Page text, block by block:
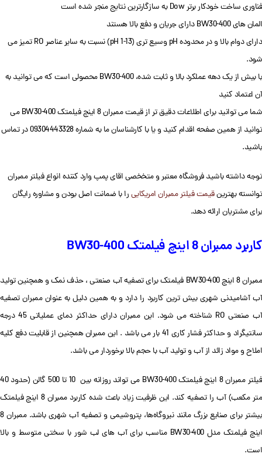
فناوری ساخت خودکار برتر Dow به سازگارترین نتایج منجر شده است
المان های BW30-400 دارای جریان و دفع بالا هستند
دارای دوام بالا و در محدوده pH وسیع تری (pH 1-13) نسبت به سایر عناصر RO تمیز می
شود.
با بیش از یک دهه عملکرد بالا و ثابت شده، BW30-400 محصولی است که می توانید به
آن اعتماد کنید
شما می توانید برای اطلاعات دقیق تر از قیمت ممبران 8 اینچ فیلمتک BW30-400 می
توانید از همین صفحه اقدام کنید و یا با کارشناسان ما به شماره 09304443328 در تماس
باشید.
توجه داشته باشید فروشگاه معتبر و متخخصی اقای پمپ وارد کننده انواع فیلتر ممبران
توانسته بهترینقیمت فیلتر ممبران امریکاییرا با ضمانت اصل بودن و مشاوره رایگان
برای مشتریان ارائه دهد.
کاربرد ممبران 8 اینچ فیلمتک BW30-400
ممبران 8 اینچ BW30-400 فیلمتک برای تصفیه آب صنعتی ، حذف نمک و همچنین تولید
آب آشامیدنی شهری بیش ترین کاربرد را دارد و به همین دلیل به عنوان ممبران تصفیه
آب صنعتی RO شناخته می شود. این ممبران دارای حداکثر دمای عملیاتی 45 درجه
سانتیگراد و حداکثر فشار کاری 41 بار می باشد . این ممبران همچنین از قابلیت دفع کلیه
املاح و مواد زائد از آب و تولید آب با حجم بالا برخوردار می باشد.
فیلتر ممبران 8 اینچ فیلمتک BW30-400 می تواند روزانه بین 10 تا 500 گالن (حدود 40
متر مکعب) آب را تصفیه کند. این ظرفیت زیاد باعث شده کاربرد ممبران 8 اینچ فیلمتک
بیشتر برای صنایع بزرگ مانند نیروگاه‌ها، پتروشیمی و تصفیه آب شهری باشد. ممبران 8
اینچ فیلمتک مدل BW30-400 مناسب برای آب های لب شور با سختی متوسط و بالا
است.